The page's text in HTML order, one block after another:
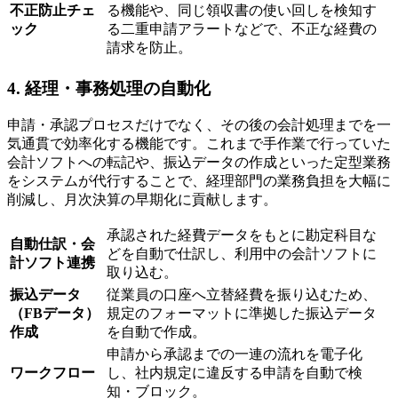
不正防止チェ
ック
る機能や、同じ領収書の使い回しを検知す
る二重申請アラートなどで、不正な経費の
請求を防止。
4. 経理・事務処理の自動化
申請・承認プロセスだけでなく、その後の会計処理までを一
気通貫で効率化する機能です。これまで手作業で行っていた
会計ソフトへの転記や、振込データの作成といった定型業務
をシステムが代行することで、経理部門の業務負担を大幅に
削減し、月次決算の早期化に貢献します。
自動仕訳・会
計ソフト連携
承認された経費データをもとに勘定科目な
どを自動で仕訳し、利用中の会計ソフトに
取り込む。
振込データ
（FBデータ）
作成
従業員の口座へ立替経費を振り込むため、
規定のフォーマットに準拠した振込データ
を自動で作成。
ワークフロー
申請から承認までの一連の流れを電子化
し、社内規定に違反する申請を自動で検
知・ブロック。